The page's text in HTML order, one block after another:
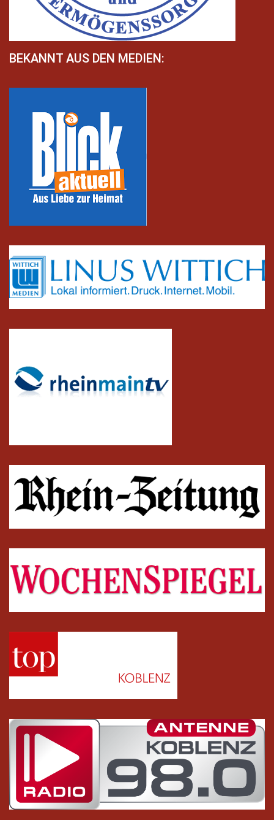
BEKANNT AUS DEN MEDIEN: